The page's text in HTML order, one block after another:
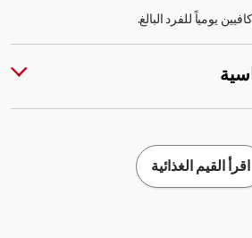
اقرأ القيم الغذائية